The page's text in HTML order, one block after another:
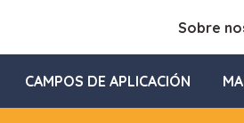
Sobre
CAMPOS DE APLICACIÓN